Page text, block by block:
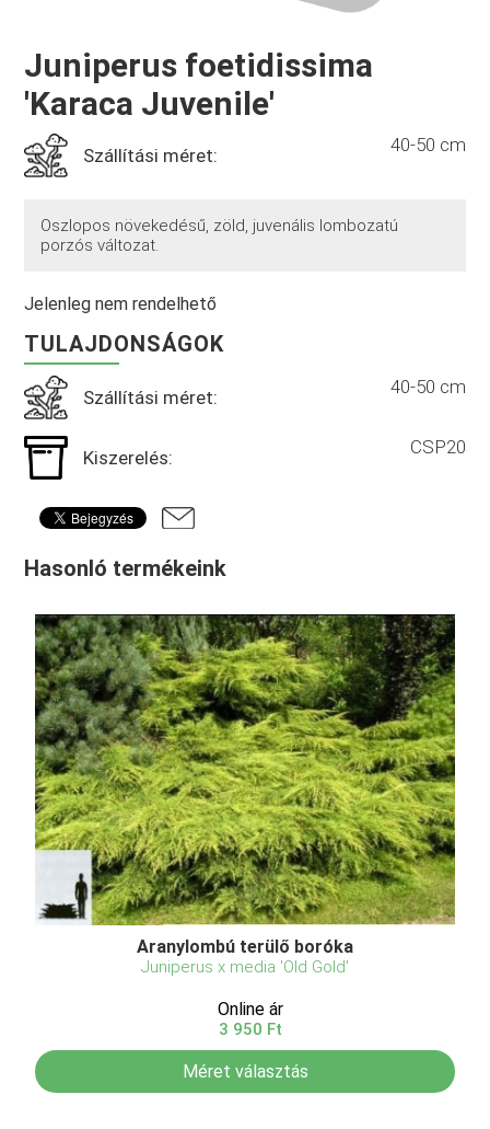
Juniperus foetidissima
'Karaca Juvenile'
Szállítási méret: 40-50 cm
Oszlopos növekedésű, zöld, juvenális lombozatú
porzós változat.
Jelenleg nem rendelhető
TULAJDONSÁGOK
Szállítási méret: 40-50 cm
Kiszerelés: CSP20
Hasonló termékeink
Aranylombú terülő boróka
Juniperus x media 'Old Gold'
Online ár
3 950 Ft
Méret választás